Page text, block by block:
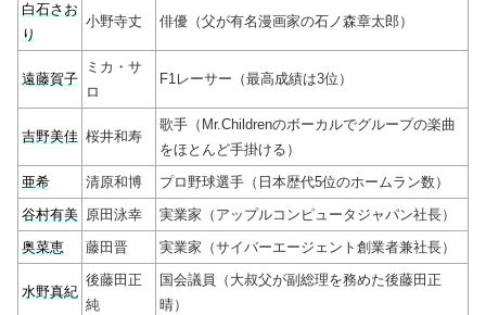
白石さお
り
小野寺丈 俳優（父が有名漫画家の石ノ森章太郎）
遠藤賀子
ミカ・サ
ロ
F1レーサー（最高成績は3位）
吉野美佳 桜井和寿
歌手（Mr.Childrenのボーカルでグループの楽曲
をほとんど手掛ける）
亜希
清原和博
プロ野球選手（日本歴代5位のホームラン数）
谷村有美 原田泳幸
実業家（アップルコンピュータジャパン社長）
奥菜恵
藤田晋 実業家（サイバーエージェント創業者兼社長）
水野真紀
後藤田正
純
国会議員（大叔父が副総理を務めた後藤田正
晴）